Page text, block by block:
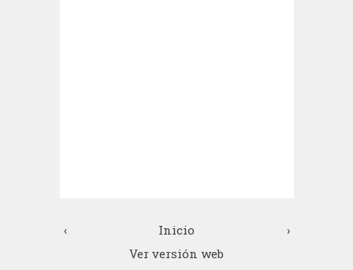
‹ ›
Inicio
Ver versión web